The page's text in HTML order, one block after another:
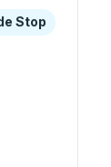
pour en
Stop
Stop